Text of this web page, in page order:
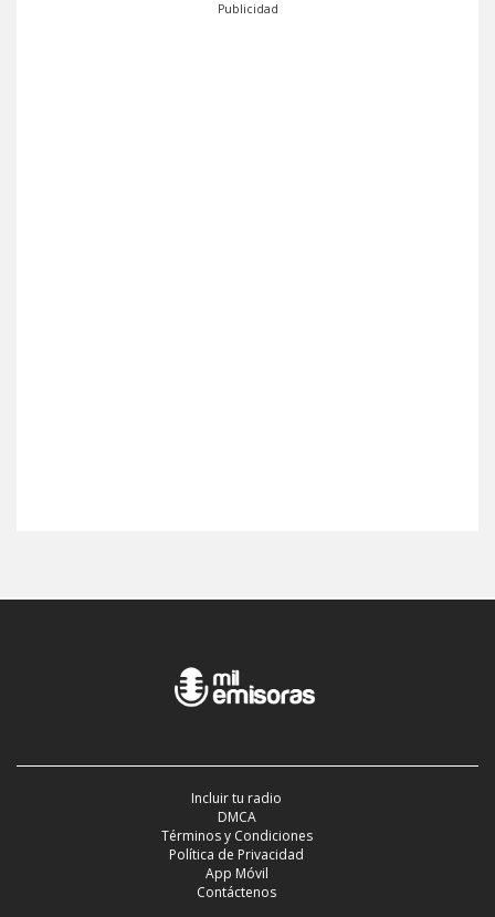
Publicidad
Incluir tu radio
DMCA
Términos y Condiciones
Política de Privacidad
App Móvil
Contáctenos